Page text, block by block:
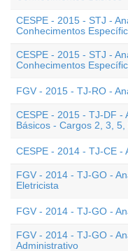
CESPE - 2015 - STJ -
Conhecimentos
CESPE - 2015 - STJ -
Conhecimentos
FGV - 2015 - TJ-RO -
CESPE - 2015 - TJ-DF -
Básicos - Cargos 2, 3,
CESPE - 2014 - TJ-CE -
FGV - 2014 - TJ-GO -
Eletricista
FGV - 2014 - TJ-GO -
FGV - 2014 - TJ-GO -
Administrativo